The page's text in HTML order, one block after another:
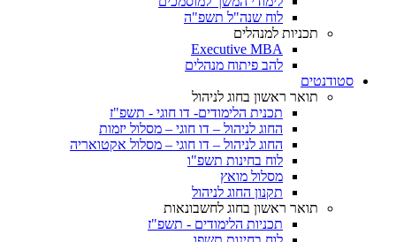
לוח שנה"ל תשפ"ה
תכניות למנהלים
Executive MBA
להב פיתוח מנהלים
סטודנטים
תואר ראשון בחוג לניהול
תכנית הלימודים- דו חוגי - תשפ"ז
החוג לניהול – דו חוגי – מסלול יזמות
החוג לניהול – דו חוגי – מסלול אקטואריה
לוח בחינות תשפ"ו
מסלול מואץ
תקנון החוג לניהול
תואר ראשון בחוג לחשבונאות
תכניות הלימודים - תשפ"ז